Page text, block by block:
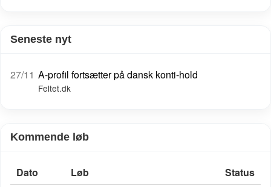
Seneste nyt
27/11 A-profil fortsætter på dansk konti-hold
Feltet.dk
Kommende løb
Dato Løb
Status